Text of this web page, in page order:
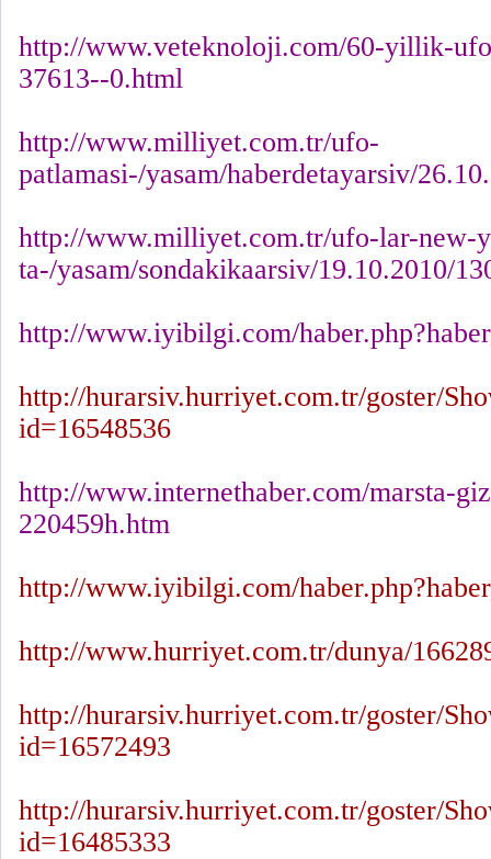
http://www.veteknoloji.com/60-yillik-
37613--0.html
http://www.milliyet.com.tr/ufo-
patlamasi-/yasam/haberdetayarsiv/
http://www.milliyet.com.tr/ufo-lar-new-
ta-/yasam/sondakikaarsiv/19.10.2010/
http://www.iyibilgi.com/
http://hurarsiv.hurriyet.com.tr/goster/
id=16548536
http://www.internethaber.com/marsta-
220459h.htm
http://www.iyibilgi.com/
http://www.hurriyet.com.tr/dunya/
http://hurarsiv.hurriyet.com.tr/goster/
id=16572493
http://hurarsiv.hurriyet.com.tr/goster/
id=16485333